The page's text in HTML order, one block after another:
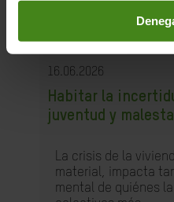
16.06.2026
Habitar la
juventud y
La crisis de la
material, impacta
mental de quiénes